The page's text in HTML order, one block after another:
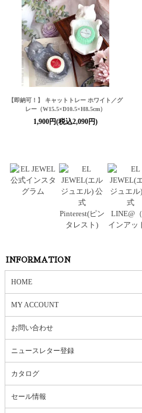
【即納可！】 キャットトレー ホワイト／グ
レー（W15.5×D10.5×H8.5cm）
1,900円(税込2,090円)
INFORMATION
HOME
MY ACCOUNT
お問い合わせ
ニュースレター登録
カタログ
セール情報